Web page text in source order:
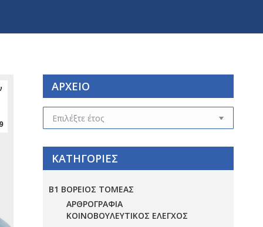
ΑΡΧΕΙΟ
ΑΡΧΕΙΟ
ΚΑΤΗΓΟΡΙΕΣ
Β1 ΒΟΡΕΙΟΣ ΤΟΜΕΑΣ
ΑΡΘΡΟΓΡΑΦΙΑ
ΚΟΙΝΟΒΟΥΛΕΥΤΙΚΟΣ ΕΛΕΓΧΟΣ